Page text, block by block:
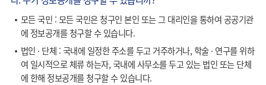
모든 국민 : 모든 국민은 청구인 본인 또는 그 대리인을 통하여 공공기관
에 정보공개를 청구할 수 있습니다.
법인 · 단체 : 국내에 일정한 주소를 두고 거주하거나, 학술 · 연구를 위하
여 일시적으로 체류 하는자, 국내에 사무소를 두고 있는 법인 또는 단체
에 한해 정보공개를 청구할 수 있습니다.